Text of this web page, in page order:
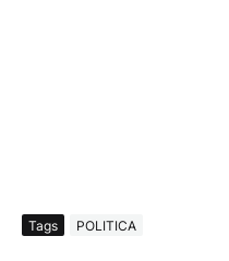
Tags POLITICA